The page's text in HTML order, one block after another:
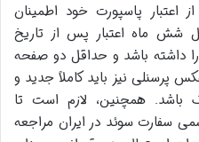
اعتبار پاسپورت خود اطمینان
شش ماه اعتبار پس از تاریخ
داشته باشد و حداقل دو صفحه
پرسنلی نیز باید کاملاً جدید و
باشد. همچنین، لازم است تا
سفارت سوئد در ایران مراجعه